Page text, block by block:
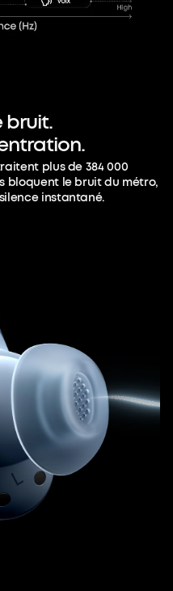
bruit.
plus de 384 000
bloquent le bruit du métro,
instantané.